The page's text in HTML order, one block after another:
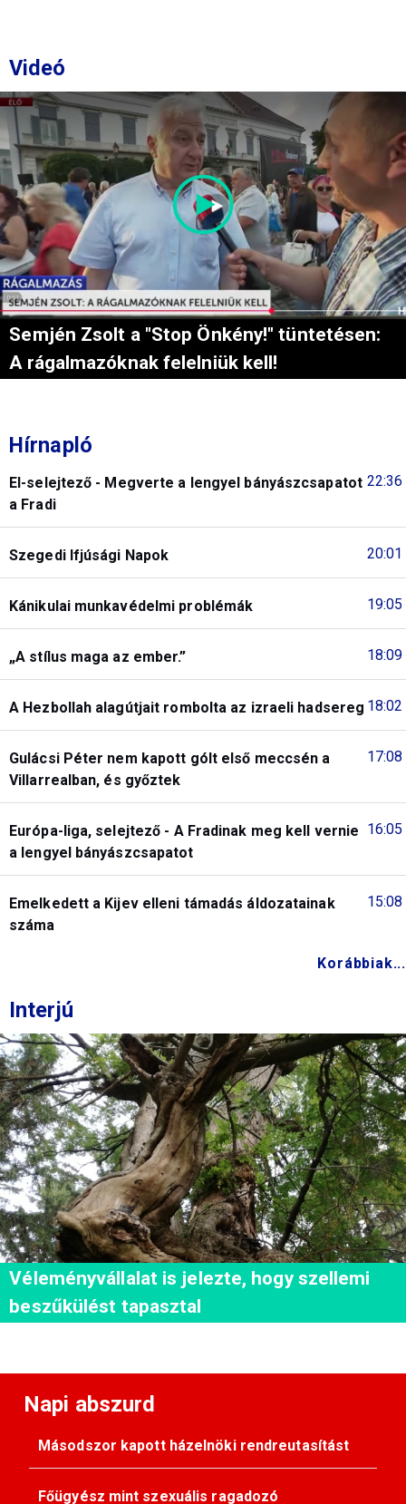
Videó
Semjén Zsolt a "Stop Önkény!" tüntetésen:
A rágalmazóknak felelniük kell!
Hírnapló
22:36
El-selejtező - Megverte a lengyel bányászcsapatot
a Fradi
20:01
Szegedi Ifjúsági Napok
19:05
Kánikulai munkavédelmi problémák
18:09
„A stílus maga az ember.”
18:02
A Hezbollah alagútjait rombolta az izraeli hadsereg
17:08
Gulácsi Péter nem kapott gólt első meccsén a
Villarrealban, és győztek
16:05
Európa-liga, selejtező - A Fradinak meg kell vernie
a lengyel bányászcsapatot
15:08
Emelkedett a Kijev elleni támadás áldozatainak
száma
Korábbiak...
Interjú
Véleményvállalat is jelezte, hogy szellemi
beszűkülést tapasztal
Napi abszurd
Másodszor kapott házelnöki rendreutasítást
Főügyész mint szexuális ragadozó